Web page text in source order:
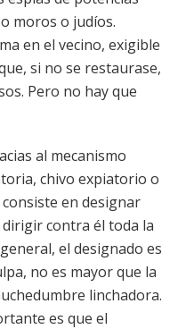
moros o judíos.
en el vecino, exigible
si no se restaurase,
Pero no hay que
al mecanismo
chivo expiatorio o
en designar
contra él toda la
el designado es
no es mayor que la
linchadora.
es que el